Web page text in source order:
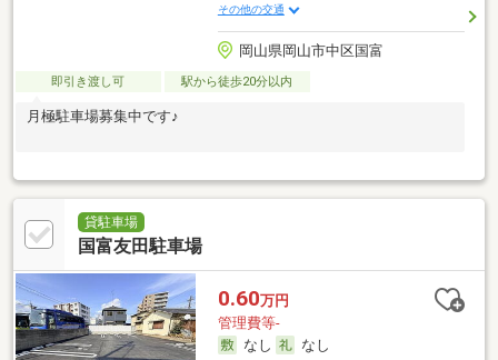
その他の交通
岡山県岡山市中区国富
即引き渡し可 駅から徒歩20分以内
月極駐車場募集中です♪
貸駐車場
国富友田駐車場
0.60万円
管理費等-
なし
なし